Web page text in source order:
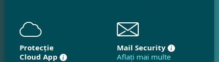
Protecție
Cloud App
Mail Security
Aflați mai multe